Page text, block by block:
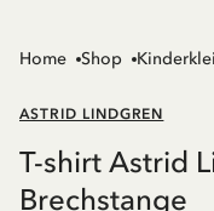
Home Shop
ASTRID LINDGREN
T-shirt Astrid
Brechstange